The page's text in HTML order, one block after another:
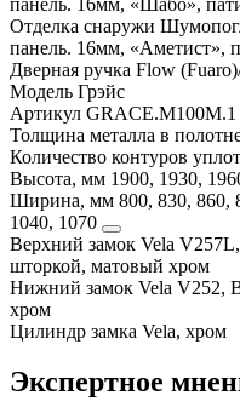
Отделка снаружи
панель. 16мм, «Аметист»,
Дверная ручка Flow
Модель Грэйс
Артикул GRACE.M100M.1
Толщина металла в
Количество контуров
Высота, мм 1900, 1930,
Ширина, мм 800, 830, 860,
1040, 1070
Верхний замок Vela
шторкой, матовый хром
Нижний замок Vela V252,
хром
Цилиндр замка Vela, хром
Экспертное